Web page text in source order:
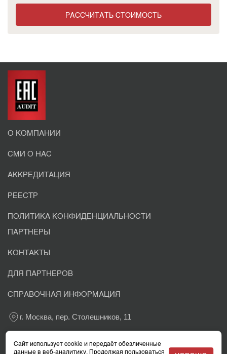
РАССЧИТАТЬ СТОИМОСТЬ
О КОМПАНИИ
СМИ О НАС
АККРЕДИТАЦИЯ
РЕЕСТР
ПОЛИТИКА КОНФИДЕНЦИАЛЬНОСТИ
ПАРТНЕРЫ
КОНТАКТЫ
ДЛЯ ПАРТНЕРОВ
СПРАВОЧНАЯ ИНФОРМАЦИЯ
г. Москва, пер. Столешников, 11
Сайт использует cookie и передаёт обезличенные
данные в веб-аналитику. Продолжая пользоваться